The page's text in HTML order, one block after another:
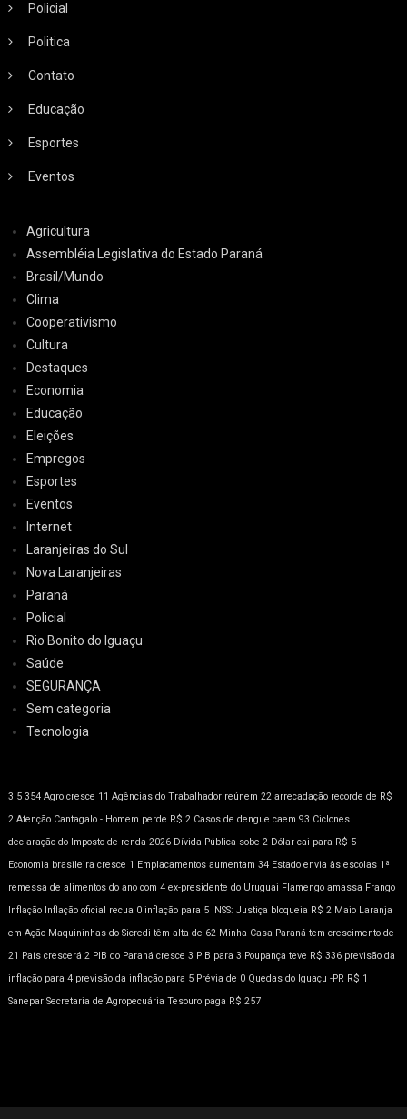
Policial
Politica
Contato
Educação
Esportes
Eventos
Agricultura
Assembléia Legislativa do Estado Paraná
Brasil/Mundo
Clima
Cooperativismo
Cultura
Destaques
Economia
Educação
Eleições
Empregos
Esportes
Eventos
Internet
Laranjeiras do Sul
Nova Laranjeiras
Paraná
Policial
Rio Bonito do Iguaçu
Saúde
SEGURANÇA
Sem categoria
Tecnologia
3 5 354 Agro cresce 11 Agências do Trabalhador reúnem 22 arrecadação recorde de R$
2 Atenção Cantagalo - Homem perde R$ 2 Casos de dengue caem 93 Ciclones
declaração do Imposto de renda 2026 Dívida Pública sobe 2 Dólar cai para R$ 5
Economia brasileira cresce 1 Emplacamentos aumentam 34 Estado envia às escolas 1ª
remessa de alimentos do ano com 4 ex-presidente do Uruguai Flamengo amassa Frango
Inflação Inflação oficial recua 0 inflação para 5 INSS: Justiça bloqueia R$ 2 Maio Laranja
em Ação Maquininhas do Sicredi têm alta de 62 Minha Casa Paraná tem crescimento de
21 País crescerá 2 PIB do Paraná cresce 3 PIB para 3 Poupança teve R$ 336 previsão da
inflação para 4 previsão da inflação para 5 Prévia de 0 Quedas do Iguaçu -PR R$ 1
Sanepar Secretaria de Agropecuária Tesouro paga R$ 257